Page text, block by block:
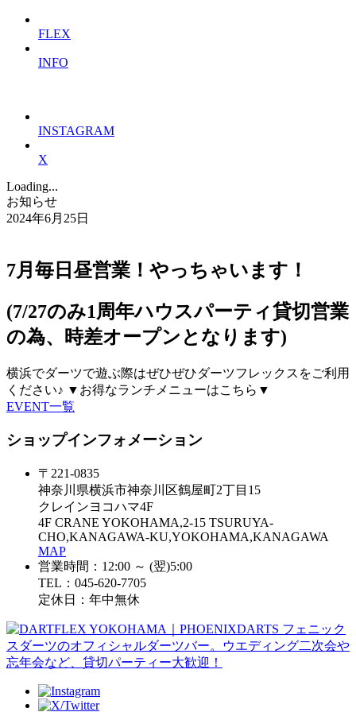
FLEX
INFO
INSTAGRAM
X
Loading...
お知らせ
2024年6月25日
7月毎日昼営業！やっちゃいます！
(7/27のみ1周年ハウスパーティ貸切営業
の為、時差オープンとなります)
横浜でダーツで遊ぶ際はぜひぜひダーツフレックスをご利用
ください♪ ▼お得なランチメニューはこちら▼
EVENT一覧
ショップインフォメーション
〒221-0835
神奈川県横浜市神奈川区鶴屋町2丁目15
クレインヨコハマ4F
4F CRANE YOKOHAMA,2-15 TSURUYA-
CHO,KANAGAWA-KU,YOKOHAMA,KANAGAWA
MAP
営業時間：12:00 ～ (翌)5:00
TEL：045-620-7705
定休日：年中無休